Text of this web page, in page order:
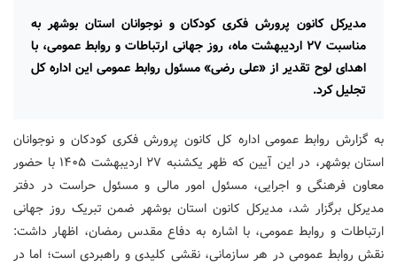
مدیرکل کانون پرورش فکری کودکان و نوجوانان استان بوشهر به
مناسبت ۲۷ اردیبهشت ماه، روز جهانی ارتباطات و روابط عمومی، با
اهدای لوح تقدیر از «علی رضی» مسئول روابط عمومی این اداره کل
تجلیل کرد.
به گزارش روابط عمومی اداره کل کانون پرورش فکری کودکان و نوجوانان
استان بوشهر، در این آیین که ظهر یکشنبه ۲۷ اردیبهشت ۱۴۰۵ با حضور
معاون فرهنگی و اجرایی، مسئول امور مالی و مسئول حراست در دفتر
مدیرکل برگزار شد، مدیرکل کانون استان بوشهر ضمن تبریک روز جهانی
ارتباطات و روابط عمومی، با اشاره به دفاع مقدس رمضان، اظهار داشت:
نقش روابط عمومی در هر سازمانی، نقشی کلیدی و راهبردی است؛ اما در